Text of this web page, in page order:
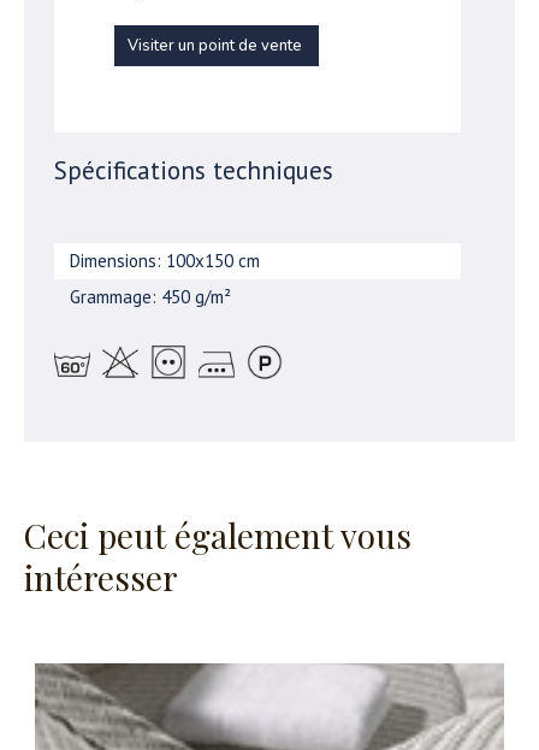
Visiter un point de vente
Spécifications techniques
Dimensions: 100x150 cm
Grammage: 450 g/m²
Ceci peut également vous
intéresser